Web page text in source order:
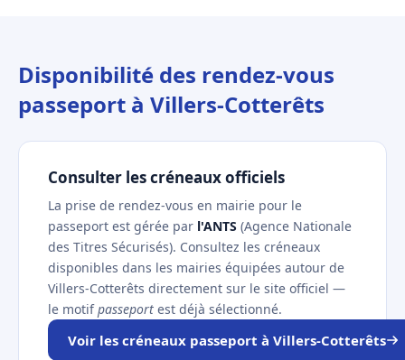
Disponibilité des rendez-vous
passeport à Villers-Cotterêts
Consulter les créneaux officiels
La prise de rendez-vous en mairie pour le
passeport est gérée par l'ANTS (Agence Nationale
des Titres Sécurisés). Consultez les créneaux
disponibles dans les mairies équipées autour de
Villers-Cotterêts directement sur le site officiel —
le motifpasseport est déjà sélectionné.
Voir les créneaux passeport à Villers-Cotterêts